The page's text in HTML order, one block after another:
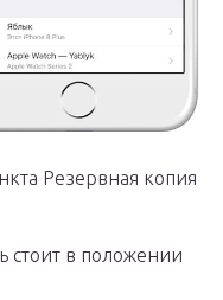
Резервная копия
стоит в положении